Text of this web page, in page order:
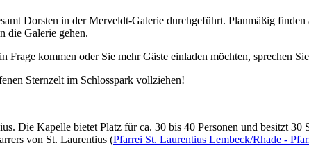
Dorsten in der Merveldt-Galerie durchgeführt. Planmäßig
die Galerie gehen.
kommen oder Sie mehr Gäste einladen möchten, sprechen
Sternzelt im Schlosspark vollziehen!
Die Kapelle bietet Platz für ca. 30 bis 40 Personen und besitzt
von St. Laurentius (Pfarrei St. Laurentius Lembeck/Rhade -